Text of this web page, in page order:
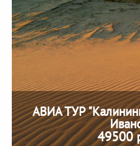
АВИА ТУР
49500